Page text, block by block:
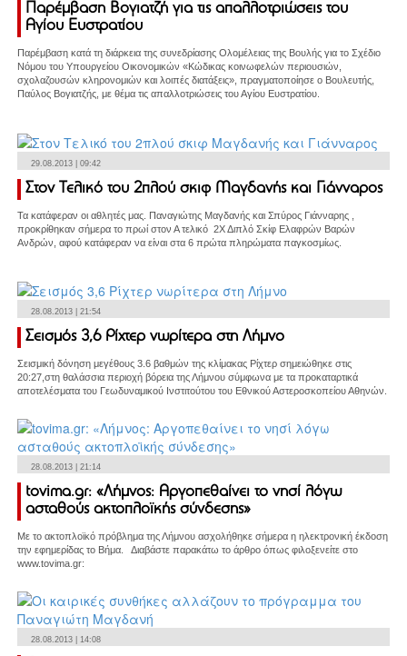
Παρέμβαση Βογιατζή για τις απαλλοτριώσεις του
Αγίου Ευστρατίου
Παρέμβαση κατά τη διάρκεια της συνεδρίασης Ολομέλειας της Βουλής για το Σχέδιο
Νόμου του Υπουργείου Οικονομικών «Κώδικας κοινωφελών περιουσιών,
σχολαζουσών κληρονομιών και λοιπές διατάξεις», πραγματοποίησε ο Βουλευτής,
Παύλος Βογιατζής, με θέμα τις απαλλοτριώσεις του Αγίου Ευστρατίου.
29.08.2013 | 09:42
Στον Τελικό του 2πλού σκιφ Μαγδανής και Γιάνναρος
Τα κατάφεραν οι αθλητές μας. Παναγιώτης Μαγδανής και Σπύρος Γιάνναρης ,
προκρίθηκαν σήμερα το πρωί στον Α τελικό 2Χ Διπλό Σκίφ Ελαφρών Βαρών
Ανδρών, αφού κατάφεραν να είναι στα 6 πρώτα πληρώματα παγκοσμίως.
28.08.2013 | 21:54
Σεισμός 3,6 Ρίχτερ νωρίτερα στη Λήμνο
Σεισμική δόνηση μεγέθους 3.6 βαθμών της κλίμακας Ρίχτερ σημειώθηκε στις
20:27,στη θαλάσσια περιοχή βόρεια της Λήμνου σύμφωνα με τα προκαταρτικά
αποτελέσματα του Γεωδυναμικού Ινστιτούτου του Εθνικού Αστεροσκοπείου Αθηνών.
28.08.2013 | 21:14
tovima.gr: «Λήμνος: Αργοπεθαίνει το νησί λόγω
ασταθούς ακτοπλοϊκής σύνδεσης»
Με το ακτοπλοϊκό πρόβλημα της Λήμνου ασχολήθηκε σήμερα η ηλεκτρονική έκδοση
την εφημερίδας το Βήμα. Διαβάστε παρακάτω το άρθρο όπως φιλοξενείτε στο
www.tovima.gr:
28.08.2013 | 14:08